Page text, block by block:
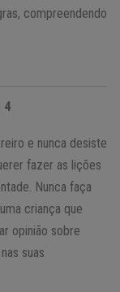
compreendendo
4
e nunca desiste
fazer as lições
Nunca faça
criança que
opinião sobre
suas